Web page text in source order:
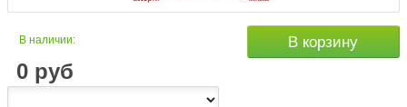
В наличии:
0 руб
В корзину